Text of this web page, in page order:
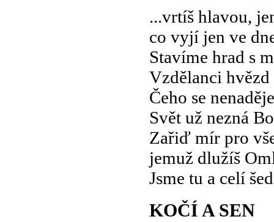
...vrtíš hlavou,
co vyjí jen ve
Stavíme hrad s
Vzdělanci
Čeho se
Svět už nezná
Zařiď mír pro
jemuž dlužíš
Jsme tu a celí
KOČÍ A SEN